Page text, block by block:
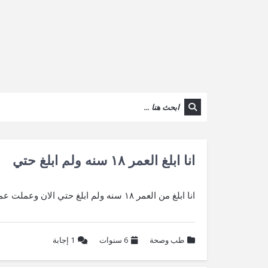
انا ابلغ العمر ١٨ سنه ولم ابلغ حتي
انا ابلغ من العمر ١٨ سنه ولم ابلغ حتي الان وعملت عمليت رفعه بويضه في سن ٧ سنوات وعني بويضه اكبر من بويضه
طب وصحة 6 سنوات 1 إجابة